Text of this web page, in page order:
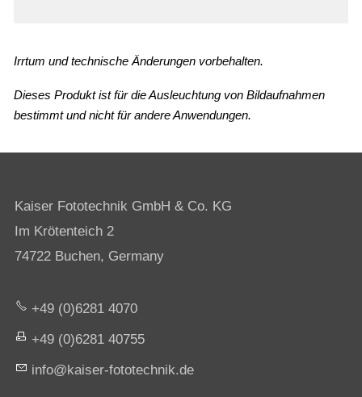
Irrtum und technische Änderungen vorbehalten.
Dieses Produkt ist für die Ausleuchtung von Bildaufnahmen
bestimmt und nicht für andere Anwendungen.
Kaiser Fototechnik GmbH & Co. KG
Im Krötenteich 2
74722 Buchen, Germany
+49 (0)6281 4070
+49 (0)6281 40755
nf
k s r-f t t chn k d